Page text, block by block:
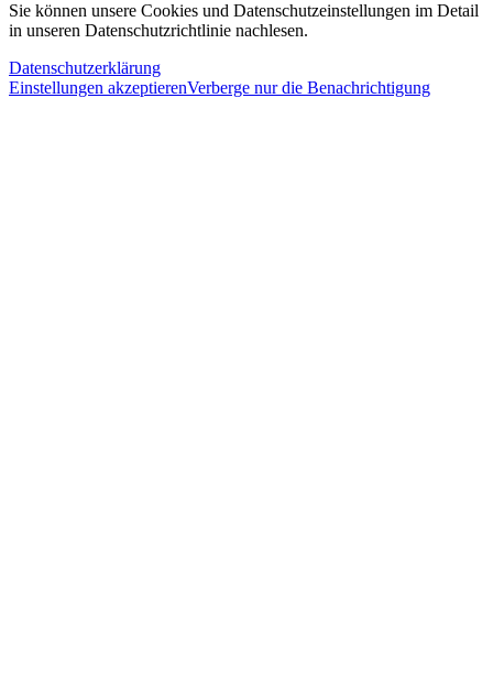
Sie können unsere Cookies und Datenschutzeinstellungen im Detail
in unseren Datenschutzrichtlinie nachlesen.
Datenschutzerklärung
Einstellungen akzeptierenVerberge nur die Benachrichtigung